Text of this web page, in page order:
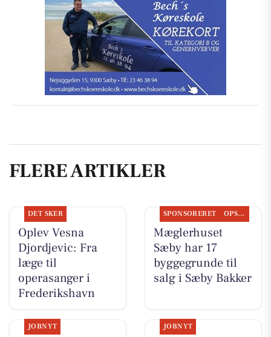
FLERE ARTIKLER
DET SKER
Oplev Vesna
Djordjevic: Fra
læge til
operasanger i
Frederikshavn
SPONSORERET OPSLAGSTAVLEN
Mæglerhuset
Sæby har 17
byggegrunde til
salg i Sæby Bakker
JOBNYT JOBNYT